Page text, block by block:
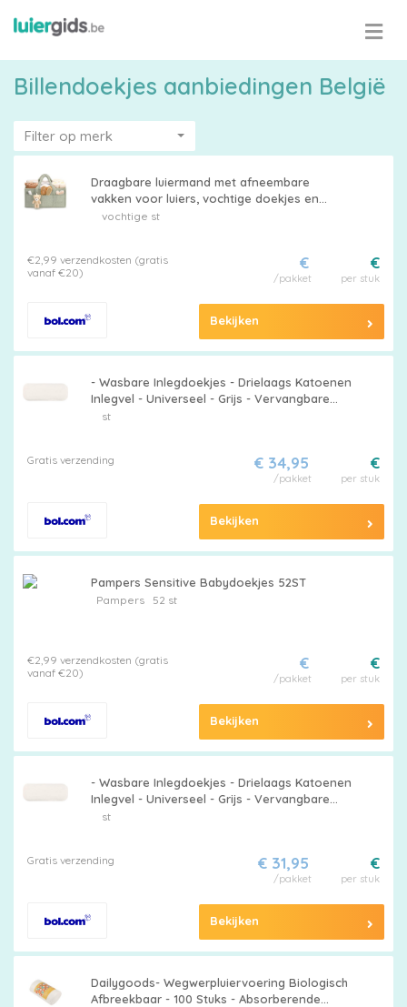
Maattabel
maat
Pampers
Extra
Billendoekjes
Billendoekjes aanbiedingen België
Filter op merk
Draagbare luiermand met afneembare
vakken voor luiers, vochtige doekjes en
babybenodigdheden in groen
vochtige st
€2,99 verzendkosten (gratis
vanaf €20)
€
per stuk
€
/pakket
Bekijken
- Wasbare Inlegdoekjes - Drielaags Katoenen
Inlegvel - Universeel - Grijs - Vervangbare
Inlegdoekjes voor Herbruikbare Luiers -
st
Gratis verzending €
per stuk
€ 34,95
/pakket
Bekijken
Pampers Sensitive Babydoekjes 52ST
Pampers52 st
€2,99 verzendkosten (gratis
vanaf €20)
€
per stuk
€
/pakket
Bekijken
- Wasbare Inlegdoekjes - Drielaags Katoenen
Inlegvel - Universeel - Grijs - Vervangbare
Inlegdoekjes voor Herbruikbare Luiers -
st
Gratis verzending €
per stuk
€ 31,95
/pakket
Bekijken
Dailygoods- Wegwerpluiervoering Biologisch
Afbreekbaar - 100 Stuks - Absorberende